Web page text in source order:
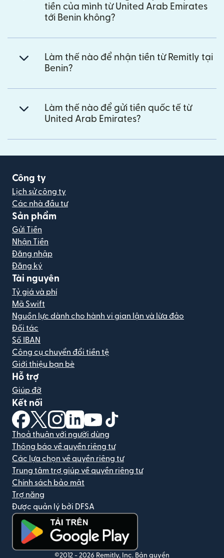
tiền của mình từ United Arab Emirates
tới Benin không?
Làm thế nào để nhận tiền từ Remitly tại
Benin?
Làm thế nào để gửi tiền quốc tế từ
United Arab Emirates?
Công ty
Lịch sử công ty
Các nhà đầu tư
Sản phẩm
Gửi Tiền
Nhận Tiền
Đăng nhập
Đăng ký
Tài nguyên
Tỷ giá và phí
Mã Swift
Nguồn lực dành cho hành vi gian lận và lừa đảo
Đối tác
Số IBAN
Công cụ chuyển đổi tiền tệ
Giới thiệu bạn bè
Hỗ trợ
Giúp đỡ
Kết nối
(mở trong cửa sổ mới)
(mở trong cửa sổ mới)
(mở trong cửa sổ mới)
(mở trong cửa sổ mới)
(mở trong cửa sổ mới)
Thoả thuận với người dùng
Thông báo về quyền riêng tư
Các lựa chọn về quyền riêng tư
Trung tâm trợ giúp về quyền riêng tư
Chính sách bảo mật
Trợ năng
Được quản lý bởi DFSA
(mở trong cửa sổ mới)
©2012 - 2026 Remitly, Inc. Bản quyền